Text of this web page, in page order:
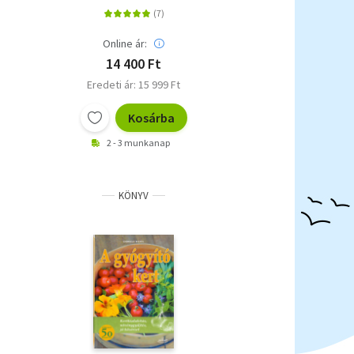
Online ár:
14 400 Ft
Eredeti ár: 15 999 Ft
Kosárba
2 - 3 munkanap
KÖNYV